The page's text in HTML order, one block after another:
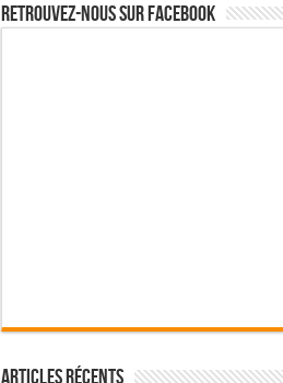
Retrouvez-Nous Sur Facebook
Articles Récents